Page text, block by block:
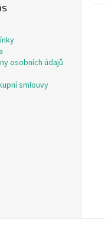
osobních údajů
smlouvy